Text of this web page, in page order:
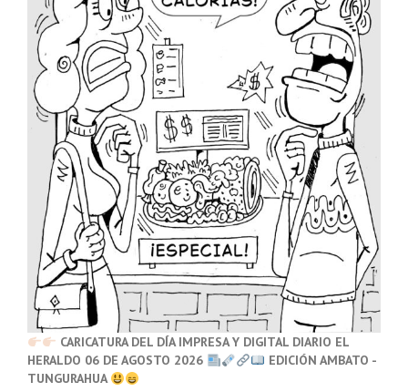
CARICATURA DEL DÍA IMPRESA Y DIGITAL DIARIO EL
HERALDO 06 DE AGOSTO 2026
EDICIÓN AMBATO -
TUNGURAHUA